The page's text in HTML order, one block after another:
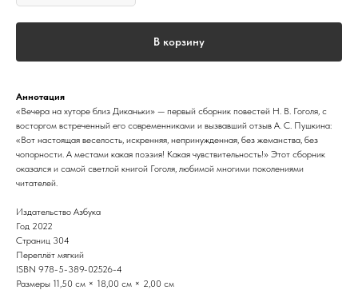
В корзину
Аннотация
«Вечера на хуторе близ Диканьки» — первый сборник повестей Н. В. Гоголя, с
восторгом встреченный его современниками и вызвавший отзыв А. С. Пушкина:
«Вот настоящая веселость, искренняя, непринужденная, без жеманства, без
чопорности. А местами какая поэзия! Какая чувствительность!» Этот сборник
оказался и самой светлой книгой Гоголя, любимой многими поколениями
читателей.
Издательство Азбука
Год 2022
Страниц 304
Переплёт мягкий
ISBN 978-5-389-02526-4
Размеры 11,50 см × 18,00 см × 2,00 см